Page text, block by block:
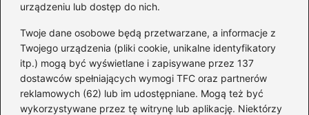
urządzeniu lub dostęp do nich.
Twoje dane osobowe będą przetwarzane, a informacje z
Twojego urządzenia (pliki cookie, unikalne identyfikatory
itp.) mogą być wyświetlane i zapisywane przez 137
dostawców spełniających wymogi TFC oraz partnerów
reklamowych (62) lub im udostępniane. Mogą też być
wykorzystywane przez tę witrynę lub aplikację. Niektórzy
Akumulatory (85)
Benzyna i Diesel (80)
Motocykle(50)
Opony(77)
Prawo jazdy(65)